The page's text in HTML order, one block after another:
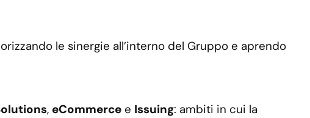
le sinergie all’interno del Gruppo e aprendo
, eCommerce e Issuing: ambiti in cui la